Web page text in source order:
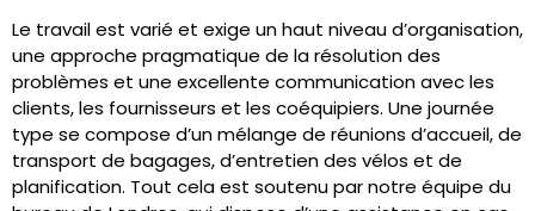
Le travail est varié et exige un haut niveau d’organisation,
une approche pragmatique de la résolution des
problèmes et une excellente communication avec les
clients, les fournisseurs et les coéquipiers. Une journée
type se compose d’un mélange de réunions d’accueil, de
transport de bagages, d’entretien des vélos et de
planification. Tout cela est soutenu par notre équipe du